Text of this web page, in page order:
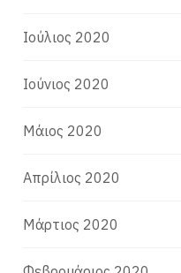
Ιούλιος 2020
Ιούνιος 2020
Μάιος 2020
Απρίλιος 2020
Μάρτιος 2020